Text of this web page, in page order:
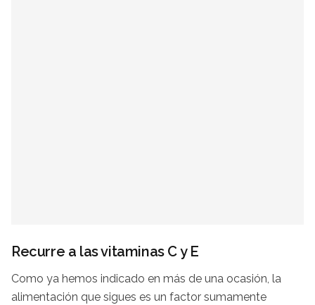
Recurre a las vitaminas C y E
Como ya hemos indicado en más de una ocasión, la
alimentación que sigues es un factor sumamente